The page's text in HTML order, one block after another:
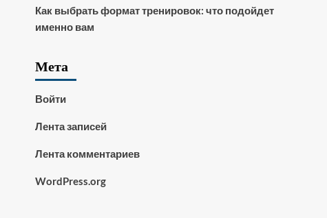
Как выбрать формат тренировок: что подойдет
именно вам
Мета
Войти
Лента записей
Лента комментариев
WordPress.org